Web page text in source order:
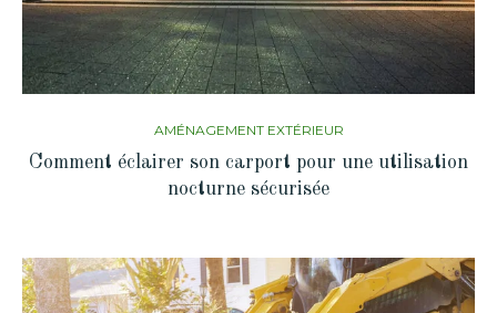
AMÉNAGEMENT EXTÉRIEUR
Comment éclairer son carport pour une utilisation
nocturne sécurisée